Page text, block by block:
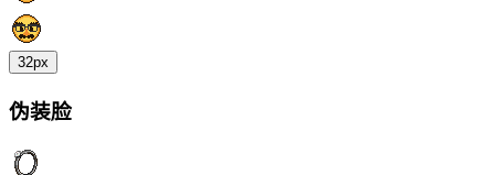
32px
伪装脸